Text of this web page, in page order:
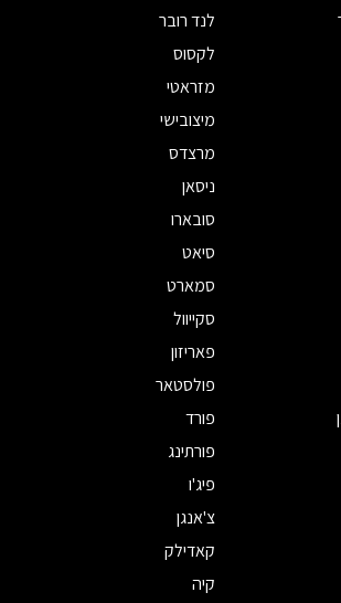
לנד רובר
לקסוס
מזראטי
מיצובישי
מרצדס
ניסאן
סובארו
סיאט
סמארט
סקייוול
פאריזון
פולסטאר
פורד
פורתינג
פיג'ו
צ'אנגן
קאדילק
קיה